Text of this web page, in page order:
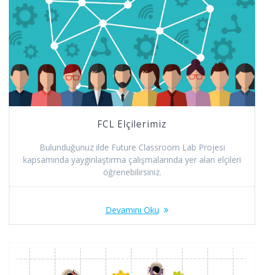
FCL Elçilerimiz
Bulunduğunuz ilde Future Classroom Lab Projesi
kapsamında yaygınlaştırma çalışmalarında yer alan elçileri
öğrenebilirsiniz.
Devamını Oku